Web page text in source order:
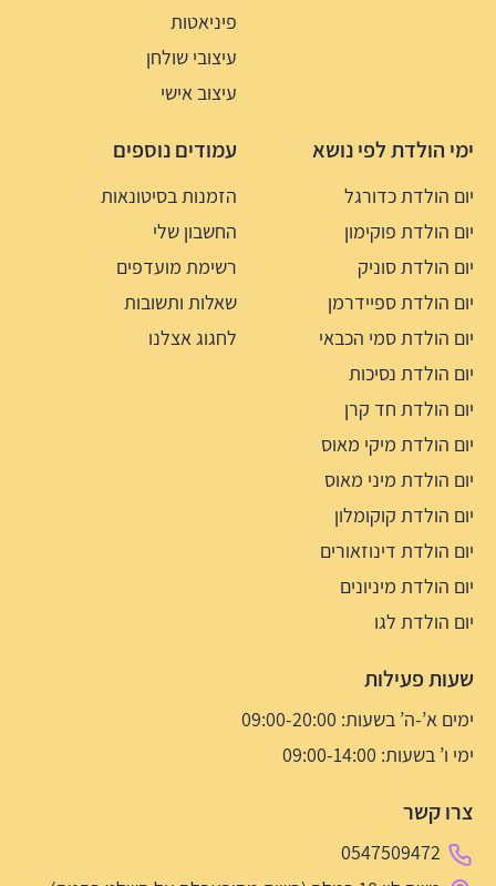
פיניאטות
עיצובי שולחן
עיצוב אישי
ימי הולדת לפי נושא
יום הולדת כדורגל
יום הולדת פוקימון
יום הולדת סוניק
יום הולדת ספיידרמן
יום הולדת סמי הכבאי
יום הולדת נסיכות
יום הולדת חד קרן
יום הולדת מיקי מאוס
יום הולדת מיני מאוס
יום הולדת קוקומלון
יום הולדת דינוזאורים
יום הולדת מיניונים
יום הולדת לגו
עמודים נוספים
הזמנות בסיטונאות
החשבון שלי
רשימת מועדפים
שאלות ותשובות
לחגוג אצלנו
שעות פעילות
ימים א’-ה’ בשעות: 09:00-20:00
ימי ו’ בשעות: 09:00-14:00
צרו קשר
0547509472